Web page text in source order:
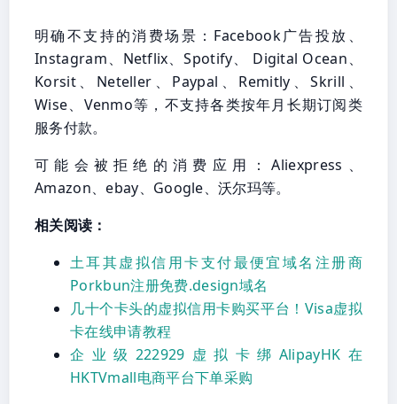
明确不支持的消费场景：Facebook广告投放、
Instagram、Netflix、Spotify、 Digital Ocean、
Korsit、Neteller、Paypal、Remitly、Skrill、
Wise、Venmo等，不支持各类按年月长期订阅类
服务付款。
可能会被拒绝的消费应用：Aliexpress、
Amazon、ebay、Google、沃尔玛等。
相关阅读：
土耳其虚拟信用卡支付最便宜域名注册商
Porkbun注册免费.design域名
几十个卡头的虚拟信用卡购买平台！Visa虚拟
卡在线申请教程
企业级222929虚拟卡绑AlipayHK在
HKTVmall电商平台下单采购